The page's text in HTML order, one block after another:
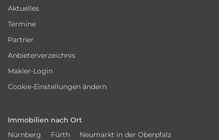
Aktuelles
Termine
Partner
Anbieterverzeichnis
Makler-Login
Cookie-Einstellungen ändern
Immobilien nach Ort
Nürnberg
Fürth
Neumarkt in der Oberpfalz